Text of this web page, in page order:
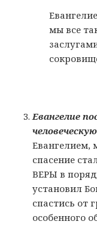
мы все
Евангелие
Евангелием,
спасение
ВЕРЫ в
установил
спастись от
особенного